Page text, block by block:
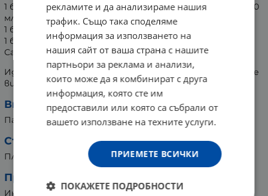
1 брой флакон с накрайник за спрей (максимален обем 30
мл)
1 брой тубичка (максимален обем 30 мл)
1 брой флакон с помпичка (максимален обем 50 мл)
Самозалепващи етикети за опаковките
Идеални за организиране и лесен достъп до любимите
ви козметични продукти по време на път.
Внимание:
Пазете от деца.
Състав:
Пластмаса.
Производител:
Инфлукс Индъстри Инс
рекламите и да анализираме нашия
трафик. Също така споделяме
информация за използването на
нашия сайт от ваша страна с нашите
партньори за реклама и анализи,
които може да я комбинират с друга
информация, която сте им
предоставили или която са събрали от
вашето използване на техните услуги.
ПРИЕМЕТЕ ВСИЧКИ
ПОКАЖЕТЕ ПОДРОБНОСТИ